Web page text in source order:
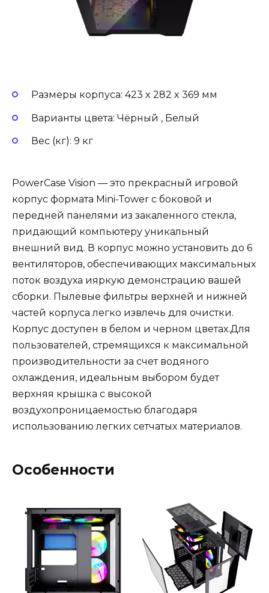
Размеры корпуса: 423 x 282 x 369 мм
Варианты цвета: Чёрный , Белый
Вес (кг): 9 кг
PowerCase Vision — это прекрасный игровой
корпус формата Mini-Tower с боковой и
передней панелями из закаленного стекла,
придающий компьютеру уникальный
внешний вид. В корпус можно установить до 6
вентиляторов, обеспечивающих максимальных
поток воздуха ияркую демонстрацию вашей
сборки. Пылевые фильтры верхней и нижней
частей корпуса легко извлечь для очистки.
Корпус доступен в белом и черном цветах.Для
пользователей, стремящихся к максимальной
производительности за счет водяного
охлаждения, идеальным выбором будет
верхняя крышка с высокой
воздухопроницаемостью благодаря
использованию легких сетчатых материалов.
Особенности